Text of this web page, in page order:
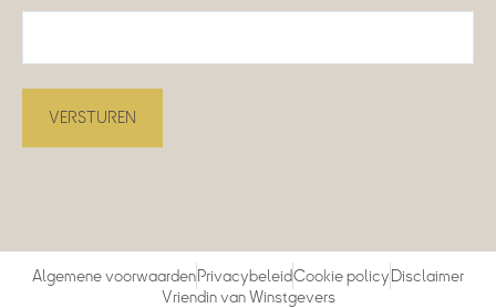
Algemene voorwaardenPrivacybeleidCookie policyDisclaimer
Vriendin van Winstgevers